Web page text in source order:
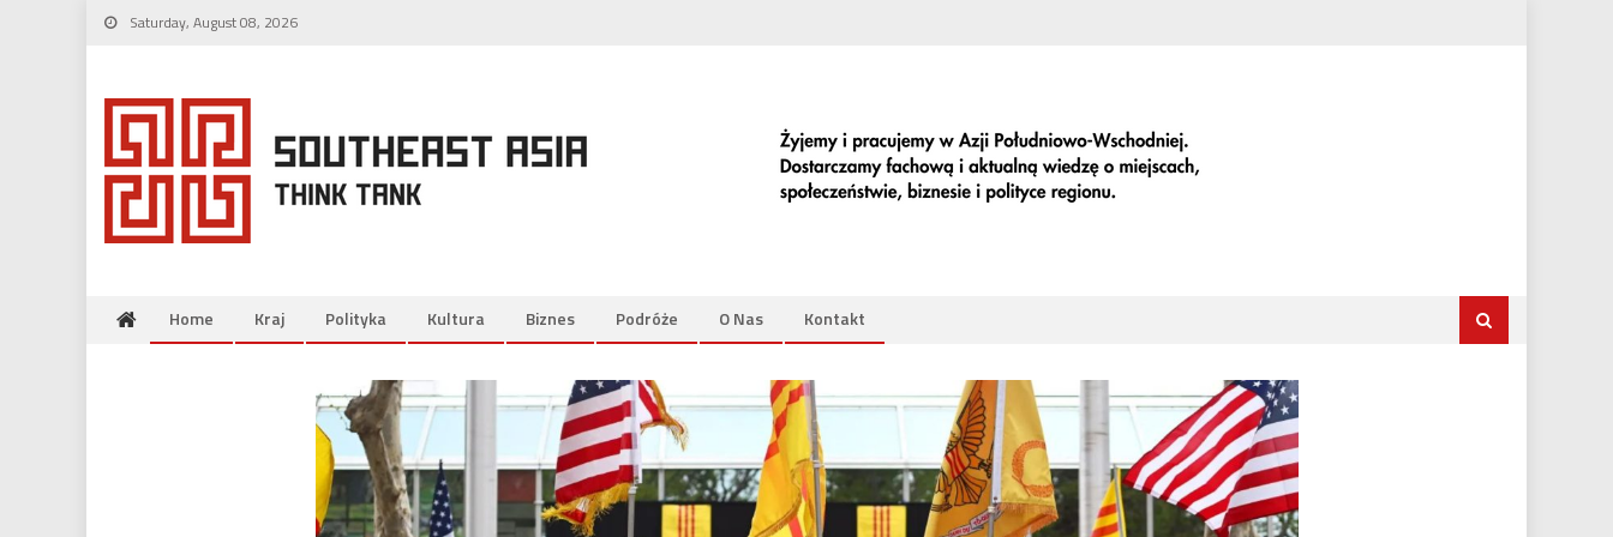
Skip
Saturday, August 08, 2026
Home Kraj Polityka Kultura Biznes Podróże O Nas Kontakt